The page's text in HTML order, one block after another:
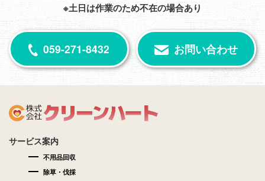
※土日は作業のため不在の場合あり
059-271-8432 お問い合わせ
サービス案内
不用品回収
除草・伐採